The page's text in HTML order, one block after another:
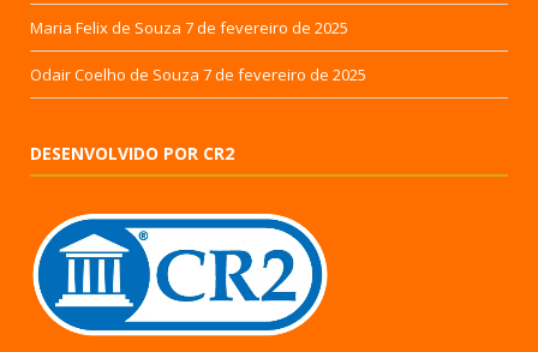
Maria Felix de Souza 7 de fevereiro de 2025
Odair Coelho de Souza 7 de fevereiro de 2025
DESENVOLVIDO POR CR2